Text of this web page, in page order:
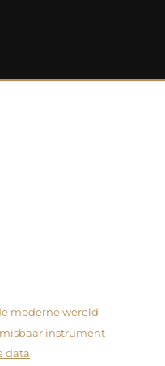
moderne wereld
instrument
data